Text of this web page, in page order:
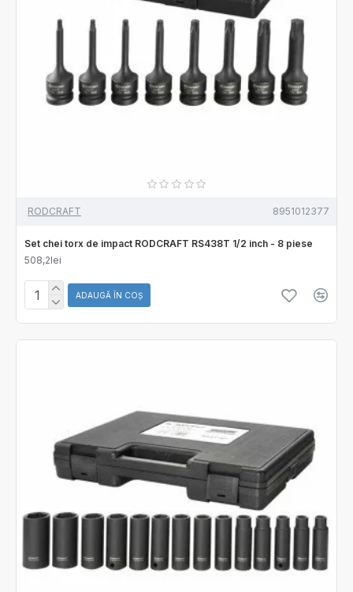
RODCRAFT 8951012377
Set chei torx de impact RODCRAFT RS438T 1/2 inch - 8 piese
508,2lei
ADAUGĂ ÎN COŞ